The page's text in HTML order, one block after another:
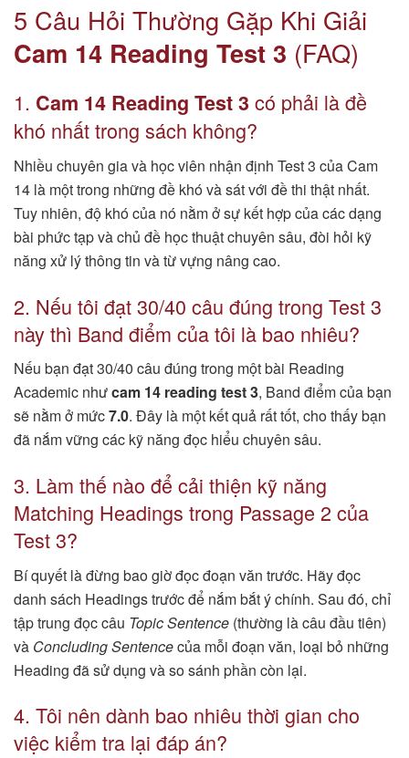
5 Câu Hỏi Thường Gặp Khi Giải
Cam 14 Reading Test 3 (FAQ)
1. Cam 14 Reading Test 3 có phải là đề
khó nhất trong sách không?
Nhiều chuyên gia và học viên nhận định Test 3 của Cam
14 là một trong những đề khó và sát với đề thi thật nhất.
Tuy nhiên, độ khó của nó nằm ở sự kết hợp của các dạng
bài phức tạp và chủ đề học thuật chuyên sâu, đòi hỏi kỹ
năng xử lý thông tin và từ vựng nâng cao.
2. Nếu tôi đạt 30/40 câu đúng trong Test 3
này thì Band điểm của tôi là bao nhiêu?
Nếu bạn đạt 30/40 câu đúng trong một bài Reading
Academic nhưcam 14 reading test 3, Band điểm của bạn
sẽ nằm ở mức7.0. Đây là một kết quả rất tốt, cho thấy bạn
đã nắm vững các kỹ năng đọc hiểu chuyên sâu.
3. Làm thế nào để cải thiện kỹ năng
Matching Headings trong Passage 2 của
Test 3?
Bí quyết là đừng bao giờ đọc đoạn văn trước. Hãy đọc
danh sách Headings trước để nắm bắt ý chính. Sau đó, chỉ
tập trung đọc câu Topic Sentence (thường là câu đầu tiên)
và Concluding Sentencecủa mỗi đoạn văn, loại bỏ những
Heading đã sử dụng và so sánh phần còn lại.
4. Tôi nên dành bao nhiêu thời gian cho
việc kiểm tra lại đáp án?